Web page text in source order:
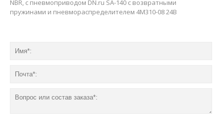
NBR, с пневмоприводом DN.ru SA-140 с возвратными
пружинами и пневмораспределителем 4M310-08 24В